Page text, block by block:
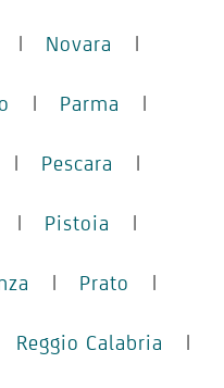
| Novara |
| Parma |
| Pescara |
| Pistoia |
| Prato |
Reggio Calabria |